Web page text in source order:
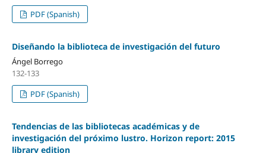
PDF (Spanish)
Diseñando la biblioteca de investigación del futuro
Ángel Borrego
132-133
PDF (Spanish)
Tendencias de las bibliotecas académicas y de
investigación del próximo lustro. Horizon report: 2015
library edition